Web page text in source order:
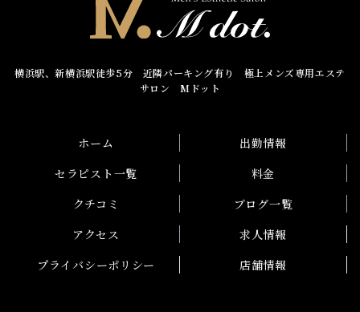
横浜駅、新横浜駅徒歩5分 近隣パーキング有り 極上メンズ専用エステ
サロン Mドット
ホーム
出勤情報
セラピスト一覧
料金
クチコミ
ブログ一覧
アクセス
求人情報
プライバシーポリシー
店舗情報